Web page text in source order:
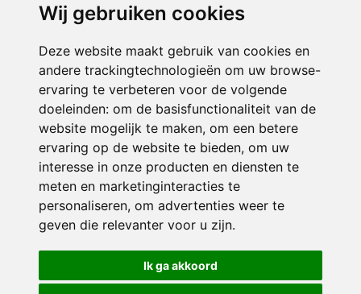
Wij gebruiken cookies
Deze website maakt gebruik van cookies en
andere trackingtechnologieën om uw browse-
ervaring te verbeteren voor de volgende
doeleinden: om de basisfunctionaliteit van de
website mogelijk te maken, om een betere
ervaring op de website te bieden, om uw
interesse in onze producten en diensten te
meten en marketinginteracties te
personaliseren, om advertenties weer te
geven die relevanter voor u zijn.
Ik ga akkoord
ONDERDEEL VAN
© 2026 De Hoeksteen | Alle rechten voorbehouden
Privacy policy|Disclaimer| Klachtenregeling|RSIN en Anbi
voorkeuren
Crealisatie The MindOffice